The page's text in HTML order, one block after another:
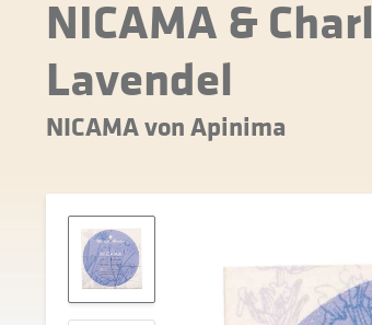
NICAMA &
Lavendel
NICAMA von Apinima